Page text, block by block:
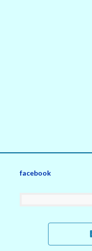
facebook